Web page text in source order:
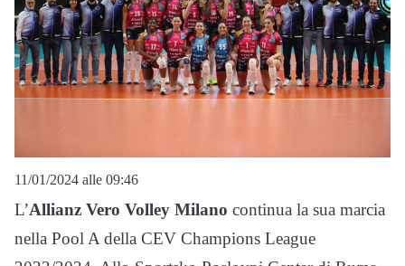
11/01/2024 alle 09:46
L’Allianz Vero Volley Milano continua la sua marcia
nella Pool A della CEV Champions League